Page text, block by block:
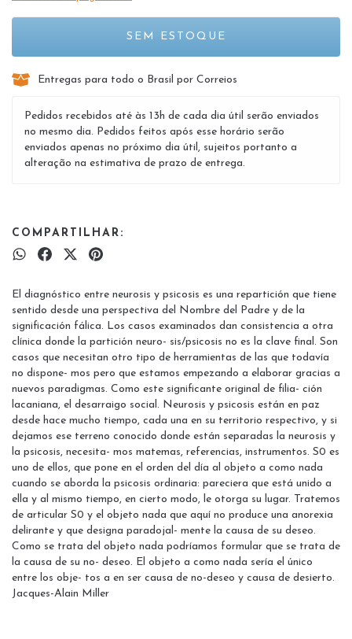
Entregas para todo o Brasil por Correios
Pedidos recebidos até às 13h de cada dia útil serão enviados
no mesmo dia. Pedidos feitos após esse horário serão
enviados apenas no próximo dia útil, sujeitos portanto a
alteração na estimativa de prazo de entrega.
COMPARTILHAR:
El diagnóstico entre neurosis y psicosis es una repartición que tiene
sentido desde una perspectiva del Nombre del Padre y de la
significación fálica. Los casos examinados dan consistencia a otra
clínica donde la partición neuro- sis/psicosis no es la clave final. Son
casos que necesitan otro tipo de herramientas de las que todavía
no dispone- mos pero que estamos empezando a elaborar gracias a
nuevos paradigmas. Como este significante original de filia- ción
lacaniana, el desarraigo social. Neurosis y psicosis están en paz
desde hace mucho tiempo, cada una en su territorio respectivo, y si
dejamos ese terreno conocido donde están separadas la neurosis y
la psicosis, necesita- mos matemas, referencias, instrumentos. S0 es
uno de ellos, que pone en el orden del día al objeto a como nada
cuando se aborda la psicosis ordinaria: pareciera que está unido a
ella y al mismo tiempo, en cierto modo, le otorga su lugar. Tratemos
de articular S0 y el objeto nada que aquí no produce una anorexia
delirante y que designa paradojal- mente la causa de su deseo.
Como se trata del objeto nada podríamos formular que se trata de
la causa de su no- deseo. El objeto a como nada sería el único
entre los obje- tos a en ser causa de no-deseo y causa de desierto.
Jacques-Alain Miller